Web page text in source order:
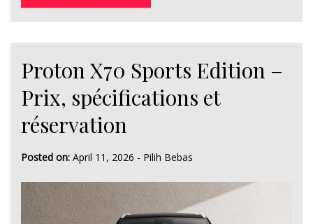
Proton X70 Sports Edition –
Prix, spécifications et
réservation
Posted on: April 11, 2026 - Pilih Bebas